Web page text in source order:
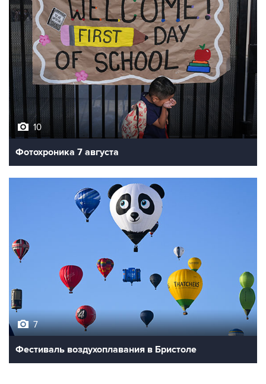
10
Фотохроника 7 августа
7
Фестиваль воздухоплавания в Бристоле